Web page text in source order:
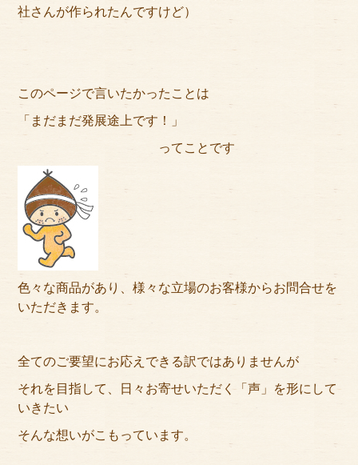
社さんが作られたんですけど）
このページで言いたかったことは
「まだまだ発展途上です！」
ってことです
色々な商品があり、様々な立場のお客様からお問合せを
いただきます。
全てのご要望にお応えできる訳ではありませんが
それを目指して、日々お寄せいただく「声」を形にして
いきたい
そんな想いがこもっています。